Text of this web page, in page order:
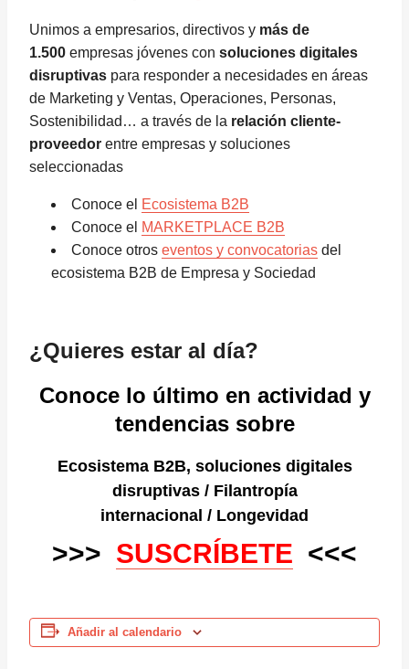
Unimos a empresarios, directivos y más de
1.500 empresas jóvenes con soluciones digitales
disruptivas para responder a necesidades en áreas
de Marketing y Ventas, Operaciones, Personas,
Sostenibilidad… a través de la relación cliente-
proveedor entre empresas y soluciones
seleccionadas
Conoce el Ecosistema B2B
Conoce el MARKETPLACE B2B
Conoce otros eventos y convocatorias del
ecosistema B2B de Empresa y Sociedad
¿Quieres estar al día?
Conoce lo último en actividad y
tendencias sobre
Ecosistema B2B, soluciones digitales
disruptivas / Filantropía
internacional / Longevidad
>>> SUSCRÍBETE <<<
Añadir al calendario